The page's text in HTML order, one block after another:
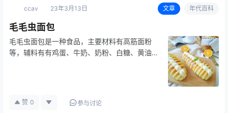
ccav 23年3月13日 文章 年代百科
毛毛虫面包
毛毛虫面包是一种食品，主要材料有高筋面粉
等，辅料有有鸡蛋、牛奶、奶粉、白糖、黄油、
赞 0 参与讨论